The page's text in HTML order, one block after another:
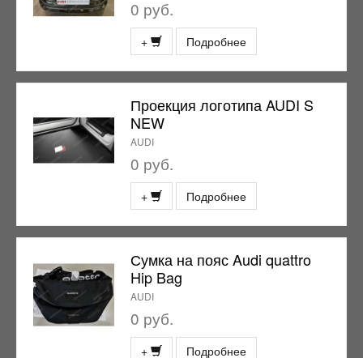
0 руб.
+ Подробнее
Проекция логотипа AUDI S
NEW
AUDI
0 руб.
+ Подробнее
Сумка на пояс Audi quattro
Hip Bag
AUDI
0 руб.
+ Подробнее